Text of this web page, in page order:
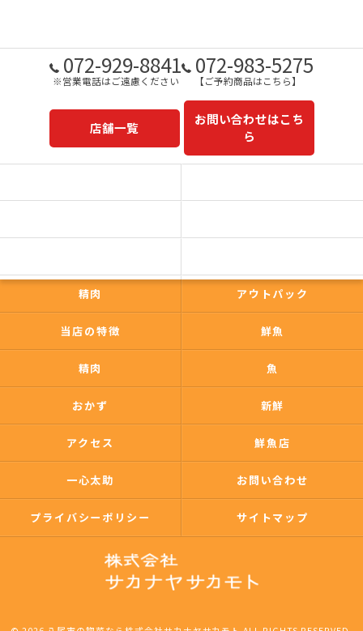
072-929-8841
※営業電話はご遠慮ください
072-983-5275
【ご予約商品はこちら】
店舗一覧
お問い合わせはこち
ら
精肉 アウトパック
当店の特徴 鮮魚
精肉 魚
おかず 新鮮
アクセス 鮮魚店
一心太助 お問い合わせ
プライバシーポリシー サイトマップ